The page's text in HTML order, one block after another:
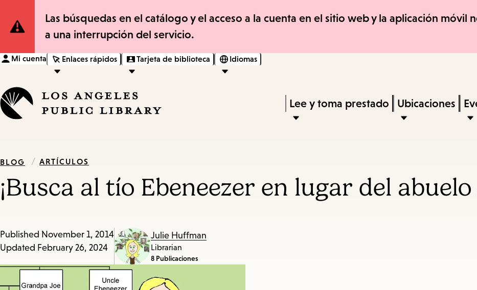
Skip
Skip
Site
Notification
Las búsquedas en el catálogo y el acceso a la cuenta en el sitio web y la aplicación
a una interrupción del servicio.
Mi cuenta Enlaces rápidos Tarjeta de biblioteca Idiomas
keywords
Press
Enter
submenu,
Lee y toma prestado Ubicaciones
BLOG / ARTÍCULOS
¡Busca al tío Ebeneezer en lugar del abuelo
Published November 1, 2014
Updated February 26, 2024
Julie Huffman
Librarian
8 Publicaciones